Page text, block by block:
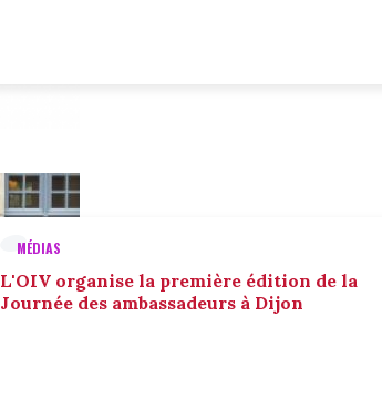
MÉDIAS
L'OIV organise la première édition de la
Journée des ambassadeurs à Dijon